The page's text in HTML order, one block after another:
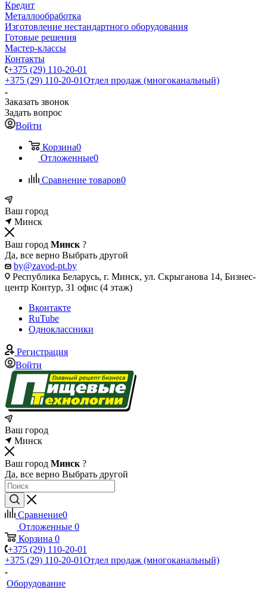
Кредит
Металлообработка
Изготовление нестандартного оборудования
Готовые решения
Мастер-классы
Контакты
+375 (29) 110-20-01
+375 (29) 110-20-01Отдел продаж (многоканальный)
Заказать звонок
Задать вопрос
Войти
Корзина0
Отложенные0
Сравнение товаров0
Ваш город
Минск
Ваш город Минск ?
Да, все верно Выбрать другой
by@zavod-pt.by
Республика Беларусь, г. Минск, ул. Скрыганова 14, Бизнес-
центр Контур, 31 офис (4 этаж)
Вконтакте
RuTube
Одноклассники
Регистрация
Войти
Ваш город
Минск
Ваш город Минск ?
Да, все верно Выбрать другой
Сравнение0
Отложенные 0
Корзина 0
+375 (29) 110-20-01
+375 (29) 110-20-01Отдел продаж (многоканальный)
Оборудование